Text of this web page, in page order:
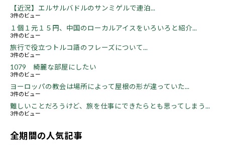
【近況】エルサルバドルのサンミゲルで連泊...
3件のビュー
１個１元１５円、中国のローカルアイスをいろいろと紹介...
3件のビュー
旅行で役立つトルコ語のフレーズについて...
3件のビュー
1079 綺麗な部屋にしたい
3件のビュー
ヨーロッパの教会は場所によって屋根の形が違っていた...
3件のビュー
難しいことだろうけど、旅を仕事にできたらとも思ってしまう...
3件のビュー
全期間の人気記事